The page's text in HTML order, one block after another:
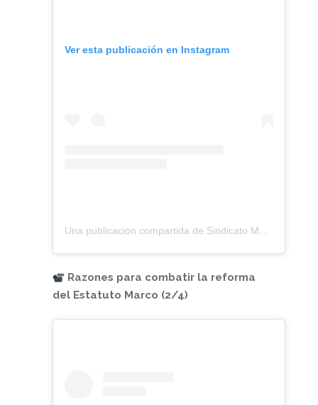
Ver esta publicación en Instagram
Una publicación compartida de Sindicato Médico Andaluz (@smandaluz)
Razones para combatir la reforma
del Estatuto Marco (2/4)